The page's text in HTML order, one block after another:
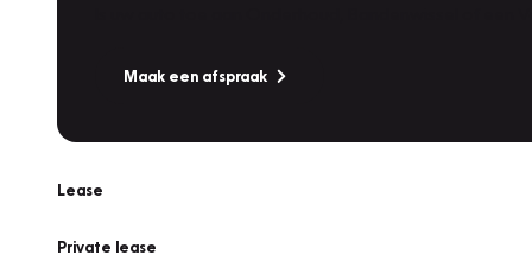
Maak een afspraak
Lease
Private lease